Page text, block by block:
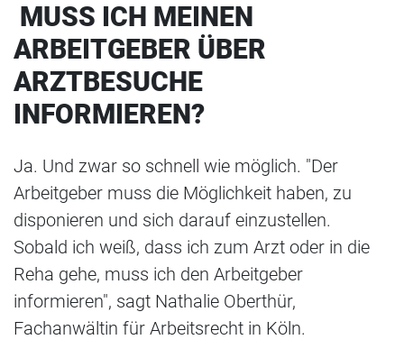
MUSS ICH MEINEN
ARBEITGEBER ÜBER
ARZTBESUCHE
INFORMIEREN?
Ja. Und zwar so schnell wie möglich. "Der
Arbeitgeber muss die Möglichkeit haben, zu
disponieren und sich darauf einzustellen.
Sobald ich weiß, dass ich zum Arzt oder in die
Reha gehe, muss ich den Arbeitgeber
informieren", sagt Nathalie Oberthür,
Fachanwältin für Arbeitsrecht in Köln.